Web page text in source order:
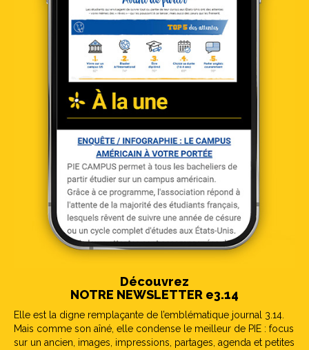
Découvrez
NOTRE NEWSLETTER e3.14
Elle est la digne remplaçante de l’emblématique journal 3.14.
Mais comme son aîné, elle condense le meilleur de PIE : focus
sur un ancien, images, impressions, partages, agenda et petites